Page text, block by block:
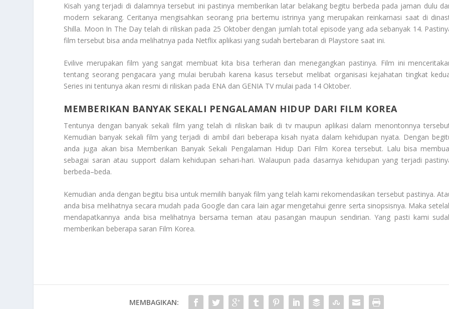
Kisah yang terjadi di dalamnya tersebut ini pastinya memberikan latar belakang begitu berbeda pada jaman dulu
modern sekarang. Ceritanya mengisahkan seorang pria bertemu istrinya yang merupakan reinkarnasi saat di
Shilla. Moon In The Day telah di riliskan pada 25 Oktober dengan jumlah total episode yang ada sebanyak 14.
film tersebut bisa anda melihatnya pada Netflix aplikasi yang sudah bertebaran di Playstore saat ini.
Evilive merupakan film yang sangat membuat kita bisa terheran dan menegangkan pastinya. Film ini
tentang seorang pengacara yang mulai berubah karena kasus tersebut melibat organisasi kejahatan tingkat
Series ini tentunya akan resmi di riliskan pada ENA dan GENIA TV mulai pada 14 Oktober.
MEMBERIKAN BANYAK SEKALI PENGALAMAN HIDUP DARI FILM KOREA
Tentunya dengan banyak sekali film yang telah di riliskan baik di tv maupun aplikasi dalam menontonnya
Kemudian banyak sekali film yang terjadi di ambil dari beberapa kisah nyata dalam kehidupan nyata. Dengan
anda juga akan bisa Memberikan Banyak Sekali Pengalaman Hidup Dari Film Korea tersebut. Lalu bisa
sebagai saran atau support dalam kehidupan sehari-hari. Walaupun pada dasarnya kehidupan yang terjadi
berbeda–beda.
Kemudian anda dengan begitu bisa untuk memilih banyak film yang telah kami rekomendasikan tersebut pastinya.
anda bisa melihatnya secara mudah pada Google dan cara lain agar mengetahui genre serta sinopsisnya. Maka
mendapatkannya anda bisa melihatnya bersama teman atau pasangan maupun sendirian. Yang pasti kami
memberikan beberapa saran Film Korea.
MEMBAGIKAN: